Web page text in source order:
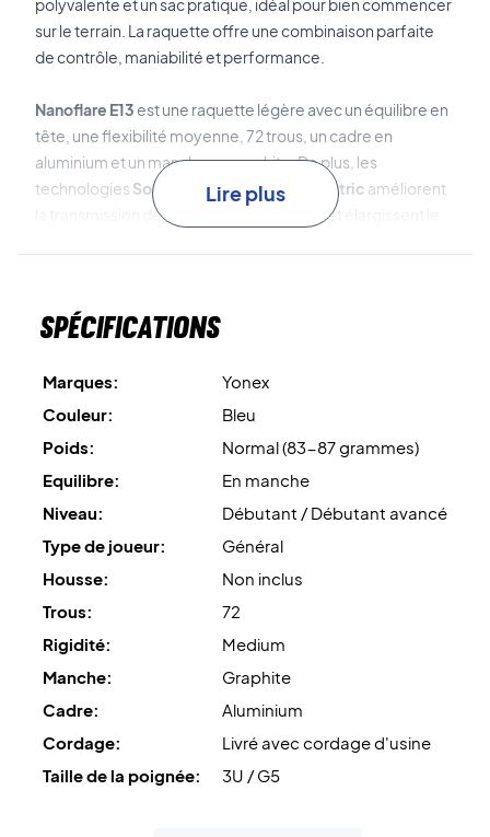
polyvalente et un sac pratique, idéal pour bien commencer
sur le terrain. La raquette offre une combinaison parfaite
de contrôle, maniabilité et performance.
Nanoflare E13est une raquette légère avec un équilibre en
tête, une flexibilité moyenne, 72 trous, un cadre en
aluminium et un manche en graphite. De plus, les
technologies Sonic Flare Systemet Isometric améliorent
la transmission de puissance, la précision et élargissent le
peut contenir une raquette et des accessoires essentiels.
Brillez sur le terrain - achetez ce pack Yonex dès
aujourd'hui !
Livré avec un cordage d'usine.
toutefois de choisir un cordage professionnel pour une
performance optimale.
recommandons le cordage Yonex BG80 avec une tension
de 10,5 kg.
Lire plus
Spécifications
Marques:
Yonex
Couleur:
Bleu
Poids:
Normal (83-87 grammes)
Equilibre:
En manche
Niveau:
Débutant / Débutant avancé
Type de joueur:
Général
Housse:
Non inclus
Trous:
72
Rigidité:
Medium
Manche:
Graphite
Cadre:
Aluminium
Cordage:
Livré avec cordage d'usine
Taille de la poignée:
3U / G5